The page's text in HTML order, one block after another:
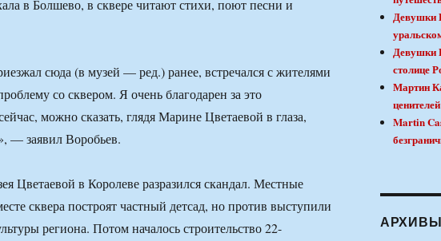
в Болшево, в сквере читают стихи, поют песни и
сюда (в музей — ред.) ранее, встречался с жителями
со сквером. Я очень благодарен за это
можно сказать, глядя Марине Цветаевой в глаза,
— заявил Воробьев.
Цветаевой в Королеве разразился скандал. Местные
сквера построят частный детсад, но против выступили
региона. Потом началось строительство 22-
Девушки
Девушки
столице
Мартин
Martin
АРХИВЫ